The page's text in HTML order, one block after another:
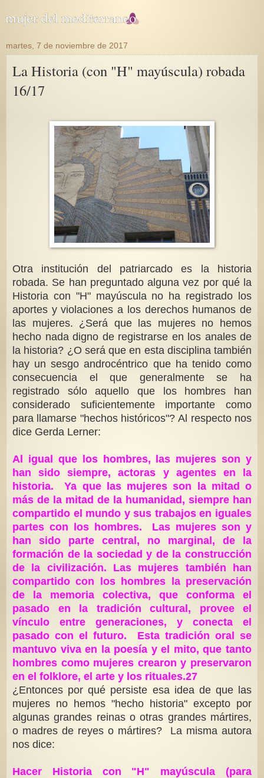
martes, 7 de noviembre de 2017
La Historia (con "H" mayúscula) robada
16/17
Otra institución del patriarcado es la historia
robada. Se han preguntado alguna vez por qué la
Historia con "H" mayúscula no ha registrado los
aportes y violaciones a los derechos humanos de
las mujeres. ¿Será que las mujeres no hemos
hecho nada digno de registrarse en los anales de
la historia? ¿O será que en esta disciplina también
hay un sesgo androcéntrico que ha tenido como
consecuencia el que generalmente se ha
registrado sólo aquello que los hombres han
considerado suficientemente importante como
para llamarse "hechos históricos"? Al respecto nos
dice Gerda Lerner:
Al igual que los hombres, las mujeres son y
han sido siempre, actoras y agentes en la
historia. Ya que las mujeres son la mitad o
más de la mitad de la humanidad, siempre han
compartido el mundo y sus trabajos en iguales
partes con los hombres. Las mujeres son y
han sido parte central, no marginal, de la
formación de la sociedad y de la construcción
de la civilización. Las mujeres también han
compartido con los hombres la preservación
de la memoria colectiva, que conforma el
pasado en la tradición cultural, provee el
vínculo entre generaciones, y conecta el
pasado con el futuro. Esta tradición oral se
mantuvo viva en la poesía y el mito, que tanto
hombres como mujeres crearon y preservaron
en el folklore, el arte y los rituales.27
¿Entonces por qué persiste esa idea de que las
mujeres no hemos "hecho historia" excepto por
algunas grandes reinas o otras grandes mártires,
o madres de reyes o mártires? La misma autora
nos dice:
Hacer Historia con "H" mayúscula (para